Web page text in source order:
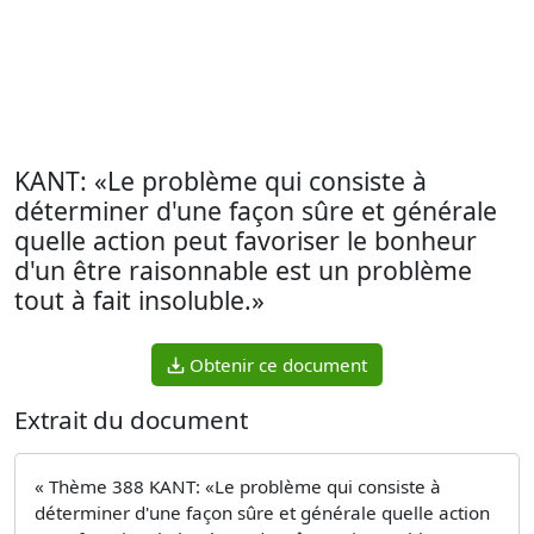
KANT: «Le problème qui consiste à
déterminer d'une façon sûre et générale
quelle action peut favoriser le bonheur
d'un être raisonnable est un problème
tout à fait insoluble.»
Obtenir ce document
Extrait du document
« Thème 388 KANT: «Le problème qui consiste à
déterminer d'une façon sûre et générale quelle action